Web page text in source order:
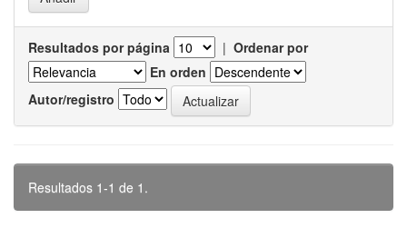
Resultados por página | Ordenar por
En orden
Autor/registro
Resultados 1-1 de 1.